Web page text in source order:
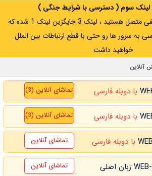
لینک سوم ( دسترسی با شرایط جنگی )
اگر از ایران به آدرس مخفی متصل هستید ، لینک 3 جایگزین لینک 1 شده که
به سرور ها رو حتی با قطع ارتباطات بین الملل
خواهید داشت
آنلاین
با دوبله فارسی تماشای آنلاین (3)
با دوبله فارسی تماشای آنلاین (3)
با دوبله فارسی تماشای آنلاین
تماشای آنلاین